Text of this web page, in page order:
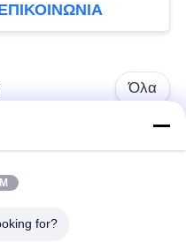
κεραία
drones & αντιμέτρα
Όλα
Μονάδα παρεμβολής
με μη επανδρωμένο
for?